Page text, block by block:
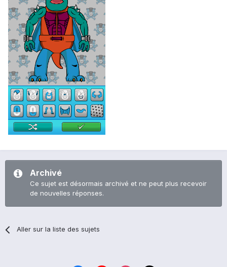
Archivé
Ce sujet est désormais archivé et ne peut plus recevoir
de nouvelles réponses.
Aller sur la liste des sujets